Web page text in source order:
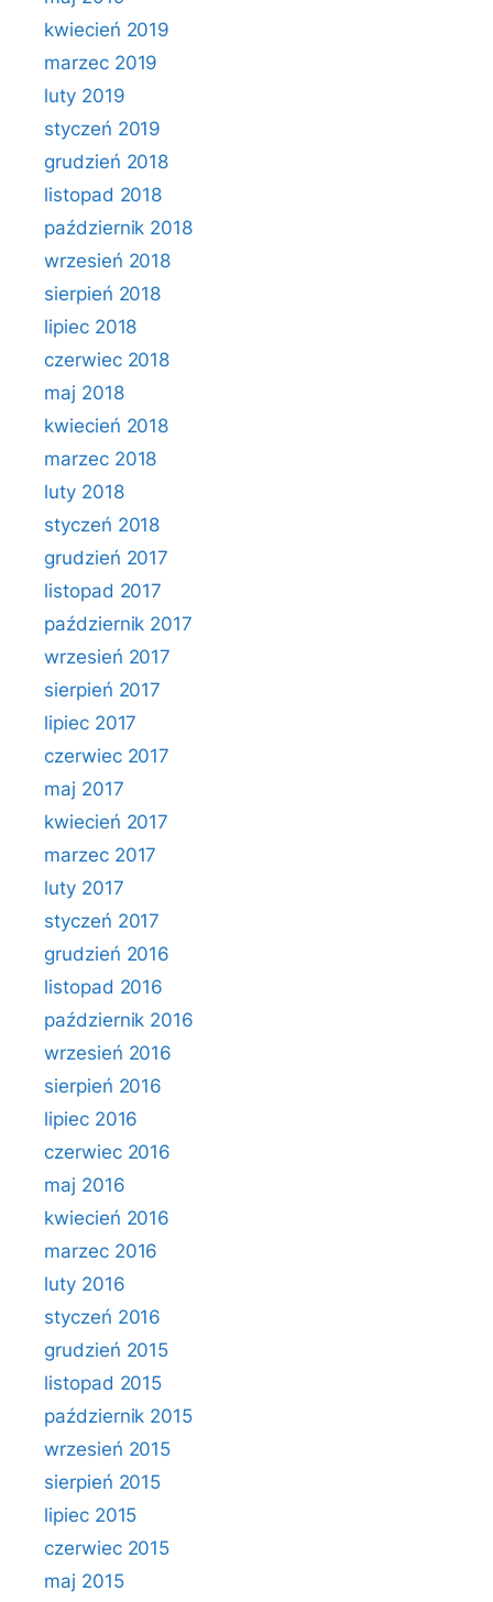
kwiecień 2019
marzec 2019
luty 2019
styczeń 2019
grudzień 2018
listopad 2018
październik 2018
wrzesień 2018
sierpień 2018
lipiec 2018
czerwiec 2018
maj 2018
kwiecień 2018
marzec 2018
luty 2018
styczeń 2018
grudzień 2017
listopad 2017
październik 2017
wrzesień 2017
sierpień 2017
lipiec 2017
czerwiec 2017
maj 2017
kwiecień 2017
marzec 2017
luty 2017
styczeń 2017
grudzień 2016
listopad 2016
październik 2016
wrzesień 2016
sierpień 2016
lipiec 2016
czerwiec 2016
maj 2016
kwiecień 2016
marzec 2016
luty 2016
styczeń 2016
grudzień 2015
listopad 2015
październik 2015
wrzesień 2015
sierpień 2015
lipiec 2015
czerwiec 2015
maj 2015